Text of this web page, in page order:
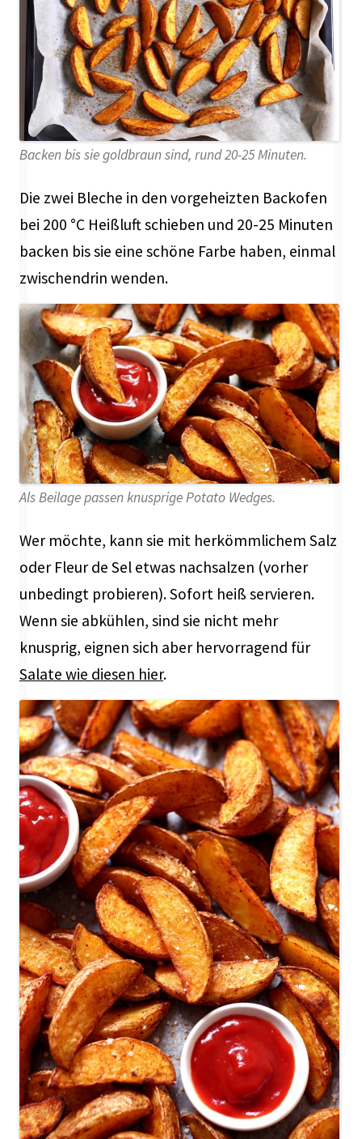
Backen bis sie goldbraun sind, rund 20-25 Minuten.
Die zwei Bleche in den vorgeheizten Backofen
bei 200 °C Heißluft schieben und 20-25 Minuten
backen bis sie eine schöne Farbe haben, einmal
zwischendrin wenden.
Als Beilage passen knusprige Potato Wedges.
Wer möchte, kann sie mit herkömmlichem Salz
oder Fleur de Sel etwas nachsalzen (vorher
unbedingt probieren). Sofort heiß servieren.
Wenn sie abkühlen, sind sie nicht mehr
knusprig, eignen sich aber hervorragend für
Salate wie diesen hier.